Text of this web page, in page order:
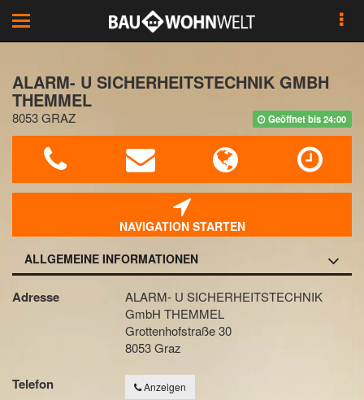
Toggle
navigation
ALARM- U SICHERHEITSTECHNIK GMBH
THEMMEL
Geöffnet bis 24:00
8053 GRAZ
NAVIGATION STARTEN
ALLGEMEINE INFORMATIONEN
Adresse
ALARM- U SICHERHEITSTECHNIK
GmbH THEMMEL
Grottenhofstraße 30
8053 Graz
Telefon Anzeigen